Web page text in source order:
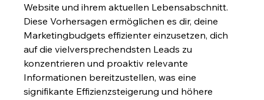
Website und ihrem aktuellen Lebensabschnitt.
Diese Vorhersagen ermöglichen es dir, deine
Marketingbudgets effizienter einzusetzen, dich
auf die vielversprechendsten Leads zu
konzentrieren und proaktiv relevante
Informationen bereitzustellen, was eine
signifikante Effizienzsteigerung und höhere